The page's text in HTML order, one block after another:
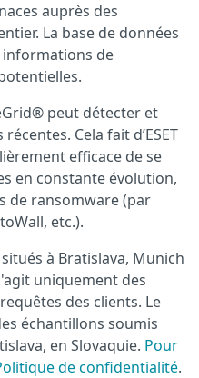
auprès des
La base de données
informations de
peut détecter et
Cela fait d’ESET
efficace de se
en constante évolution,
de ransomware (par
etc.).
à Bratislava, Munich
uniquement des
des clients. Le
échantillons soumis
en Slovaquie. Pour
de confidentialité.